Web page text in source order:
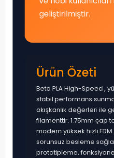
geliştirilmiştir.
Ürün Özeti
Beta PLA High-Speed ,
stabil performans
akışkanlık değerleri ile
filamenttir. 1.75mm çap
modern yüksek hızlı
sorunsuz besleme
prototipleme,